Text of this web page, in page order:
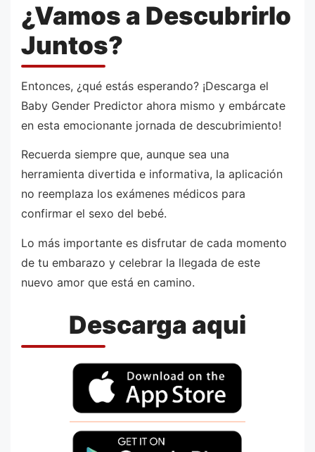
¿Vamos a Descubrirlo
Juntos?
Entonces, ¿qué estás esperando? ¡Descarga el
Baby Gender Predictor ahora mismo y embárcate
en esta emocionante jornada de descubrimiento!
Recuerda siempre que, aunque sea una
herramienta divertida e informativa, la aplicación
no reemplaza los exámenes médicos para
confirmar el sexo del bebé.
Lo más importante es disfrutar de cada momento
de tu embarazo y celebrar la llegada de este
nuevo amor que está en camino.
Descarga aqui